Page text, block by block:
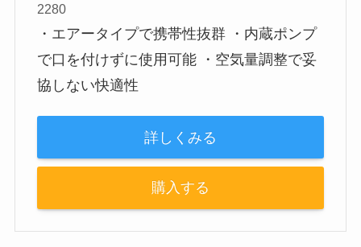
2280
・エアータイプで携帯性抜群 ・内蔵ポンプ
で口を付けずに使用可能 ・空気量調整で妥
協しない快適性
詳しくみる
購入する